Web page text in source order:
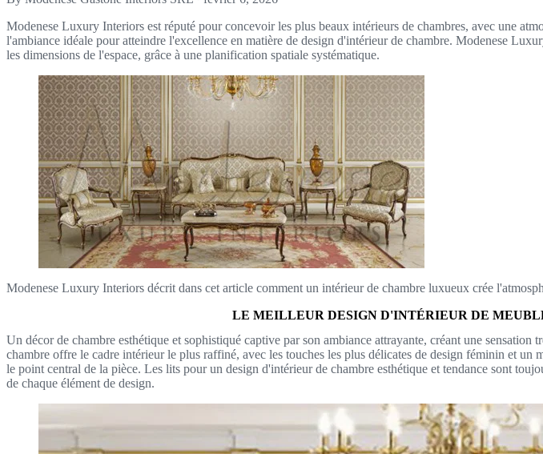
Modenese Luxury Interiors est réputé pour concevoir les plus beaux intérieurs de chambres, avec une
l'ambiance idéale pour atteindre l'excellence en matière de design d'intérieur de chambre. Modenese
les dimensions de l'espace, grâce à une planification spatiale systématique.
Modenese Luxury Interiors décrit dans cet article comment un intérieur de chambre luxueux crée
LE MEILLEUR DESIGN D'INTÉRIEUR DE
Un décor de chambre esthétique et sophistiqué captive par son ambiance attrayante, créant une
chambre offre le cadre intérieur le plus raffiné, avec les touches les plus délicates de design féminin et
le point central de la pièce. Les lits pour un design d'intérieur de chambre esthétique et tendance sont
de chaque élément de design.